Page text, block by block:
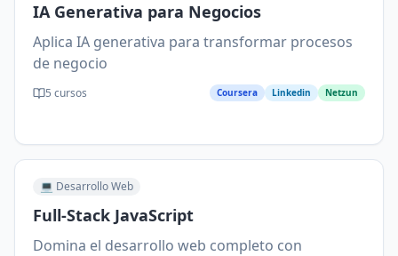
IA Generativa para Negocios
Aplica IA generativa para transformar procesos
de negocio
5 cursos Coursera Linkedin Netzun
💻 Desarrollo Web
Full-Stack JavaScript
Domina el desarrollo web completo con